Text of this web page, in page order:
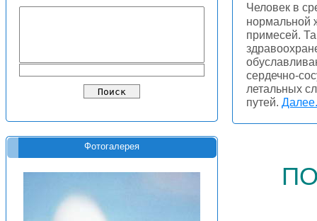
Фотогалерея
Человек в
нормальной
примесей.
сердечно-
летальных
путей.